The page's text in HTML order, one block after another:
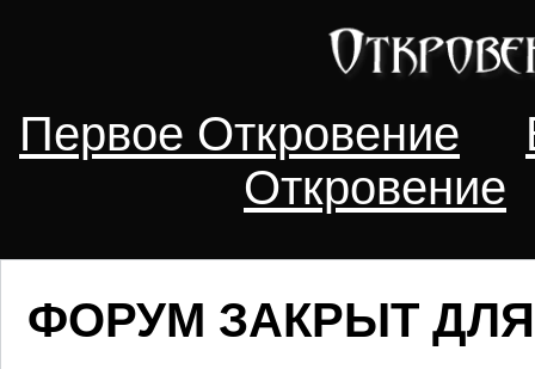
Первое Откровение
Откровение
ФОРУМ ЗАКРЫТ